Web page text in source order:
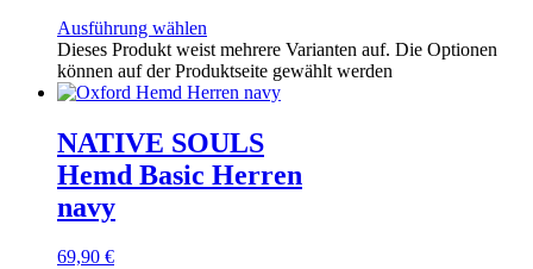
Ausführung wählen
Dieses Produkt weist mehrere Varianten auf. Die Optionen
können auf der Produktseite gewählt werden
NATIVE SOULS
Hemd Basic Herren
navy
69,90 €